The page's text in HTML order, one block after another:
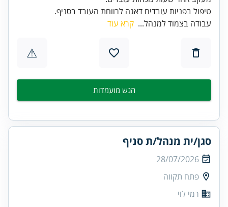
טיפול בפניות עובדים דאגה לרווחת העובד בסניף.
עבודה בצמוד למנהל... קרא עוד
⚠
הגש מועמדות
סגן/ית מנהל/ת סניף
28/07/2026
פתח תקווה
רמי לוי